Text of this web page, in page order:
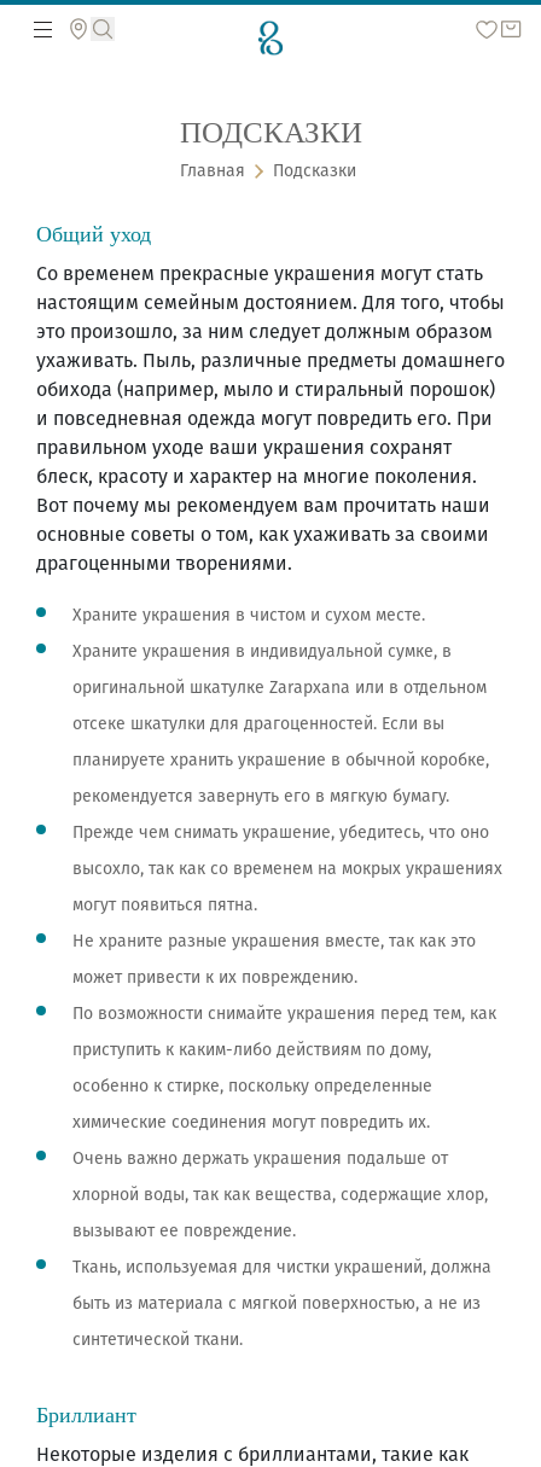
ПОДСКАЗКИ
Главная Подсказки
Общий уход
Со временем прекрасные украшения могут стать
настоящим семейным достоянием. Для того, чтобы
это произошло, за ним следует должным образом
ухаживать. Пыль, различные предметы домашнего
обихода (например, мыло и стиральный порошок)
и повседневная одежда могут повредить его. При
правильном уходе ваши украшения сохранят
блеск, красоту и характер на многие поколения.
Вот почему мы рекомендуем вам прочитать наши
основные советы о том, как ухаживать за своими
драгоценными творениями.
Храните украшения в чистом и сухом месте.
Храните украшения в индивидуальной сумке, в
оригинальной шкатулке Zarapxana или в отдельном
отсеке шкатулки для драгоценностей. Если вы
планируете хранить украшение в обычной коробке,
рекомендуется завернуть его в мягкую бумагу.
Прежде чем снимать украшение, убедитесь, что оно
высохло, так как со временем на мокрых украшениях
могут появиться пятна.
Не храните разные украшения вместе, так как это
может привести к их повреждению.
По возможности снимайте украшения перед тем, как
приступить к каким-либо действиям по дому,
особенно к стирке, поскольку определенные
химические соединения могут повредить их.
Очень важно держать украшения подальше от
хлорной воды, так как вещества, содержащие хлор,
вызывают ее повреждение.
Ткань, используемая для чистки украшений, должна
быть из материала с мягкой поверхностью, а не из
синтетической ткани.
Бриллиант
Некоторые изделия с бриллиантами, такие как